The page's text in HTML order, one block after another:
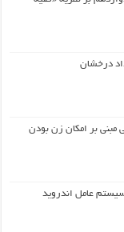
درخشان
مبنی بر امکان زن بودن
عامل اندروید